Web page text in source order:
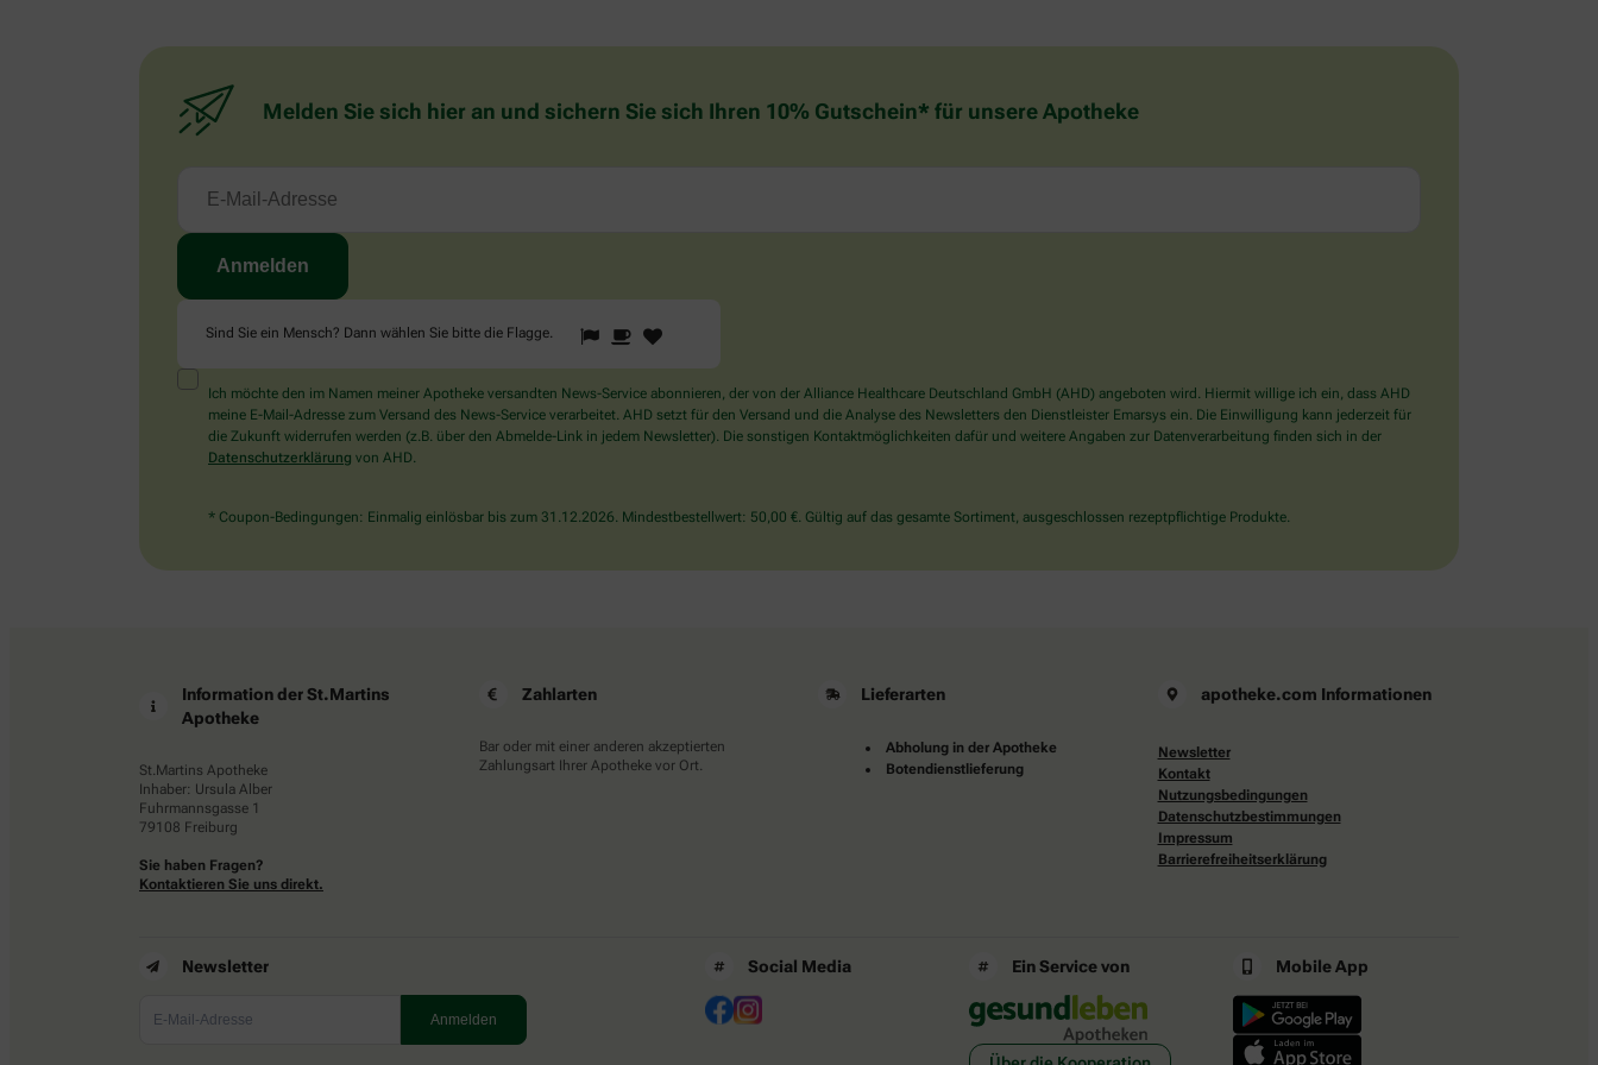
Melden Sie sich hier an und sichern Sie sich Ihren 10% Gutschein* für unsere Apotheke
Sind Sie ein Mensch? Dann wählen Sie bitte die Flagge.
Sind
Sie
Mensch?
Dann
wählen
Flagge.
1 2
Ich möchte den im Namen meiner Apotheke versandten News-Service abonnieren, der von der Alliance Healthcare Deutschland GmbH (AHD) angeboten wird. Hiermit willige ich ein, dass AHD
meine E-Mail-Adresse zum Versand des News-Service verarbeitet. AHD setzt für den Versand und die Analyse des Newsletters den Dienstleister Emarsys ein. Die Einwilligung kann jederzeit für
die Zukunft widerrufen werden (z.B. über den Abmelde-Link in jedem Newsletter). Die sonstigen Kontaktmöglichkeiten dafür und weitere Angaben zur Datenverarbeitung finden sich in der
Datenschutzerklärung von AHD.
* Coupon-Bedingungen: Einmalig einlösbar bis zum 31.12.2026. Mindestbestellwert: 50,00 €. Gültig auf das gesamte Sortiment, ausgeschlossen rezeptpflichtige Produkte.
Information der St.Martins
Apotheke
St.Martins Apotheke
Inhaber: Ursula Alber
Fuhrmannsgasse 1
79108 Freiburg
Sie haben Fragen?
Kontaktieren Sie uns direkt.
Zahlarten
Bar oder mit einer anderen akzeptierten
Zahlungsart Ihrer Apotheke vor Ort.
Lieferarten
Abholung in der Apotheke
Botendienstlieferung
apotheke.com Informationen
Newsletter
Kontakt
Nutzungsbedingungen
Datenschutzbestimmungen
Impressum
Barrierefreiheitserklärung
Newsletter Social Media Ein Service von Mobile App